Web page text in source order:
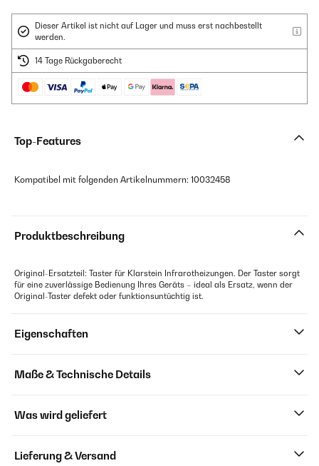
Dieser Artikel ist nicht auf Lager und muss erst nachbestellt
werden.
14 Tage Rückgaberecht
Top-Features
Kompatibel mit folgenden Artikelnummern: 10032458
Produktbeschreibung
Original-Ersatzteil: Taster für Klarstein Infrarotheizungen. Der Taster sorgt
für eine zuverlässige Bedienung Ihres Geräts – ideal als Ersatz, wenn der
Original-Taster defekt oder funktionsuntüchtig ist.
Eigenschaften
Maße & Technische Details
Was wird geliefert
Lieferung & Versand